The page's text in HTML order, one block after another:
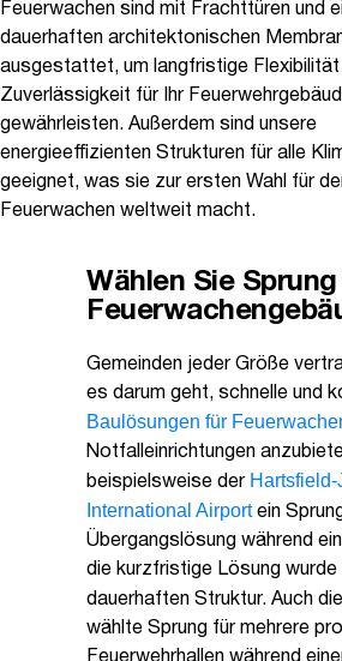
Feuerwachen sind mit Frachttüren und
dauerhaften architektonischen
ausgestattet, um langfristige Flexibilität
Zuverlässigkeit für Ihr
gewährleisten. Außerdem sind unsere
energieeffizienten Strukturen für alle
geeignet, was sie zur ersten Wahl für
Feuerwachen weltweit macht.
Wählen Sie
Gemeinden jeder Größe
es darum geht, schnelle und
Baulösungen für
Notfalleinrichtungen
beispielsweise der
International Airportein
Übergangslösung während
die kurzfristige Lösung wurde
dauerhaften Struktur. Auch die
wählte Sprung für mehrere
Feuerwehrhallen während